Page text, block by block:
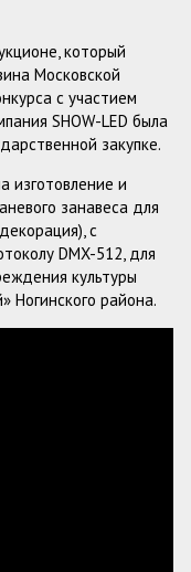
который
Московской
с участием
SHOW-LED была
закупке.
изготовление и
занавеса для
с
DMX-512, для
культуры
Ногинского района.